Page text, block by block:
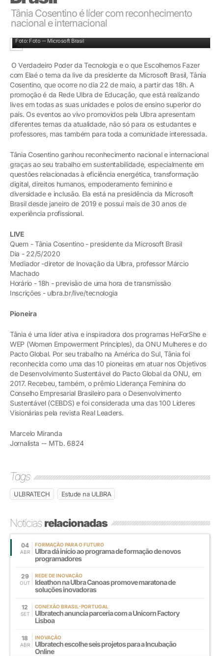
Tânia Cosentino é líder com reconhecimento
nacional e internacional
Foto: Foto -- Microsoft Brasil
O Verdadeiro Poder da Tecnologia e o que Escolhemos Fazer
com Elaé o tema da live da presidente da Microsoft Brasil, Tânia
Cosentino, que ocorre no dia 22 de maio, a partir das 18h. A
promoção é da Rede Ulbra de Educação, que está realizando
lives em todas as suas unidades e polos de ensino superior do
país. Os eventos ao vivo promovidos pela Ulbra apresentam
diferentes temas da atualidade, não só para os estudantes e
professores, mas também para toda a comunidade interessada.
Tânia Cosentino ganhou reconhecimento nacional e internacional
graças ao seu trabalho em sustentabilidade, especialmente em
questões relacionadas à eficiência energética, transformação
digital, direitos humanos, empoderamento feminino e
diversidade e inclusão. Ela está na presidência da Microsoft
Brasil desde janeiro de 2019 e possui mais de 30 anos de
experiência profissional.
LIVE
Quem - Tânia Cosentino - presidente da Microsoft Brasil
Dia - 22/5/2020
Mediador -diretor de Inovação da Ulbra, professor Márcio
Machado
Horário - 18h - previsão de uma hora de transmissão
Inscrições - ulbra.br/live/tecnologia
Pioneira
Tânia é uma líder ativa e inspiradora dos programas HeForShe e
WEP (Women Empowerment Principles), da ONU Mulheres e do
Pacto Global. Por seu trabalho na América do Sul, Tânia foi
reconhecida como uma das 10 pioneiras em atuar nos Objetivos
de Desenvolvimento Sustentável do Pacto Global da ONU, em
2017. Recebeu, também, o prêmio Liderança Feminina do
Conselho Empresarial Brasileiro para o Desenvolvimento
Sustentável (CEBDS) e foi considerada uma das 100 Líderes
Visionárias pela revista Real Leaders.
Marcelo Miranda
Jornalista -- MTb. 6824
Tags
ULBRATECH Estude na ULBRA
Notíciasrelacionadas
04
ABR
FORMAÇÃO PARA O FUTURO
Ulbra dá início ao programa de formação de novos
programadores
29
OUT
REDE DE INOVAÇÃO
Ideathon na Ulbra Canoas promove maratona de
soluções inovadoras
12
SET
CONEXÃO BRASIL-PORTUGAL
Ulbratech anuncia parceria com a Unicorn Factory
Lisboa
18
ABR
INOVAÇÃO
Ulbratech escolhe seis projetos para a Incubação
Online